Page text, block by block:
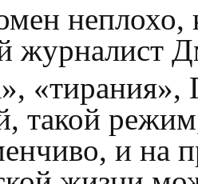
неплохо,
журналист
такой
и на